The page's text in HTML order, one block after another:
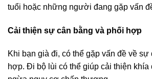
tuổi hoặc những người đang gặp vấn
Cải thiện sự cân bằng và phối hợp
Khi bạn già đi, có thể gặp vấn đề về sự
hợp. Đi bộ lùi có thể giúp cải thiện khía